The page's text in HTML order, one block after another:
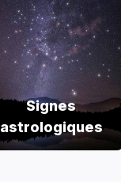
Signes
astrologiques